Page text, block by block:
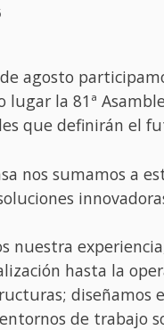
agosto
lugar la 81ª
que definirán el
nos sumamos a
nuestra
hasta la
diseñamos
de trabajo